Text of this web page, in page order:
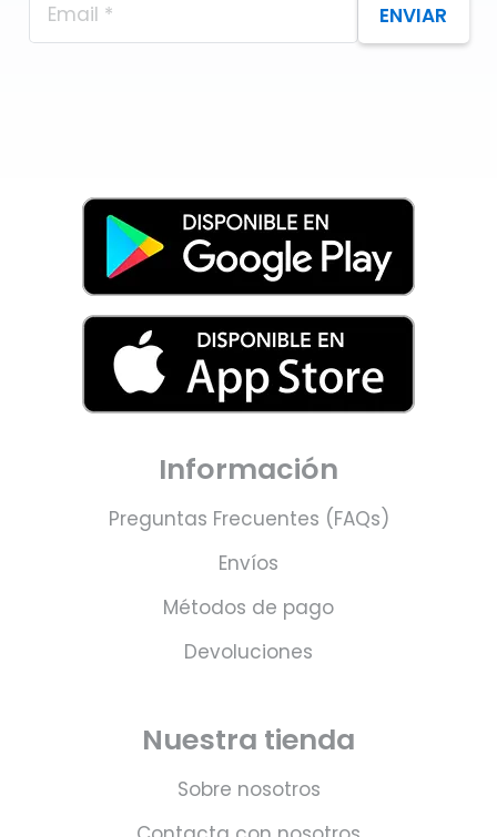
ENVIAR
Información
Preguntas Frecuentes (FAQs)
Envíos
Métodos de pago
Devoluciones
Nuestra tienda
Sobre nosotros